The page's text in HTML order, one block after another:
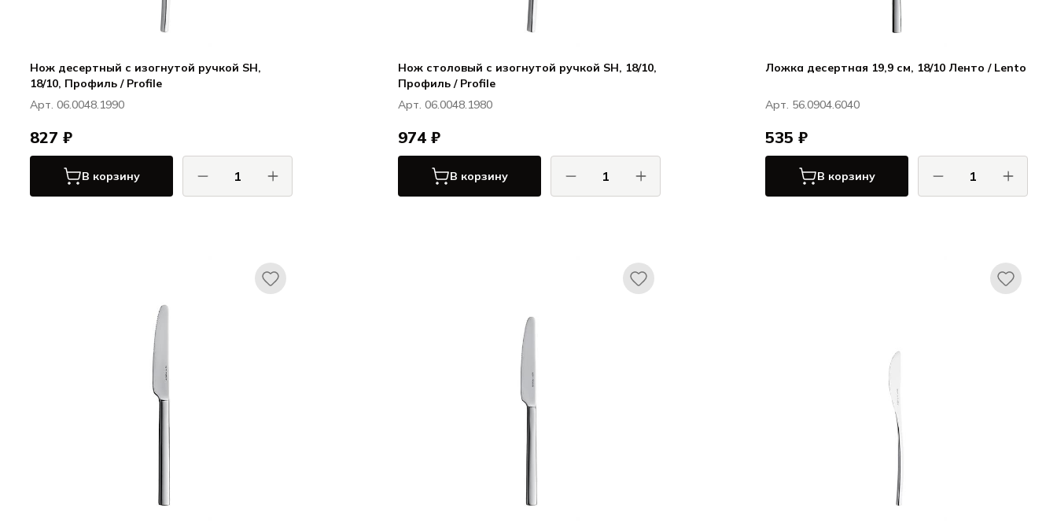
Нож десертный с изогнутой ручкой SH,
18/10, Профиль / Profile
Арт. 06.0048.1990
827 ₽
В корзину
Нож столовый с изогнутой ручкой SH, 18/10,
Профиль / Profile
Арт. 06.0048.1980
974 ₽
В корзину
Ложка десертная 19,9 см, 18/10 Ленто / Lento
Арт. 56.0904.6040
535 ₽
В корзину